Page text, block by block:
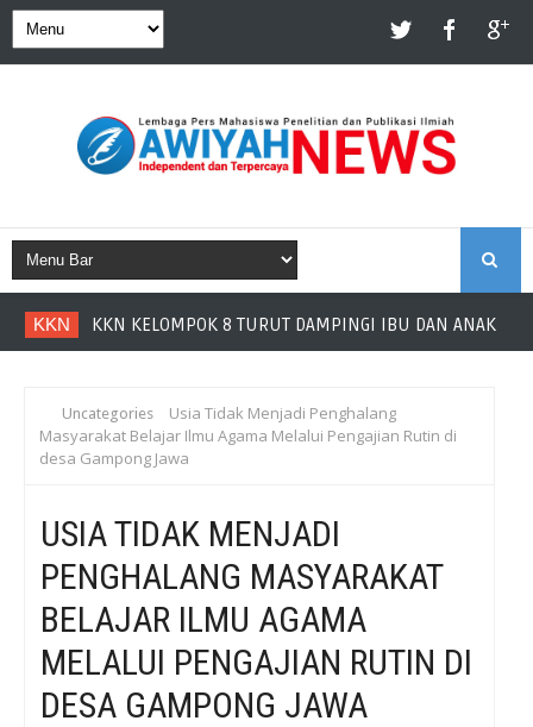
KKN KKN KELOMPOK 8 TURUT DAMPINGI IBU DAN ANAK DI
Uncategories
Usia Tidak Menjadi Penghalang
Masyarakat Belajar Ilmu Agama Melalui Pengajian Rutin di
desa Gampong Jawa
USIA TIDAK MENJADI
PENGHALANG MASYARAKAT
BELAJAR ILMU AGAMA
MELALUI PENGAJIAN RUTIN DI
DESA GAMPONG JAWA